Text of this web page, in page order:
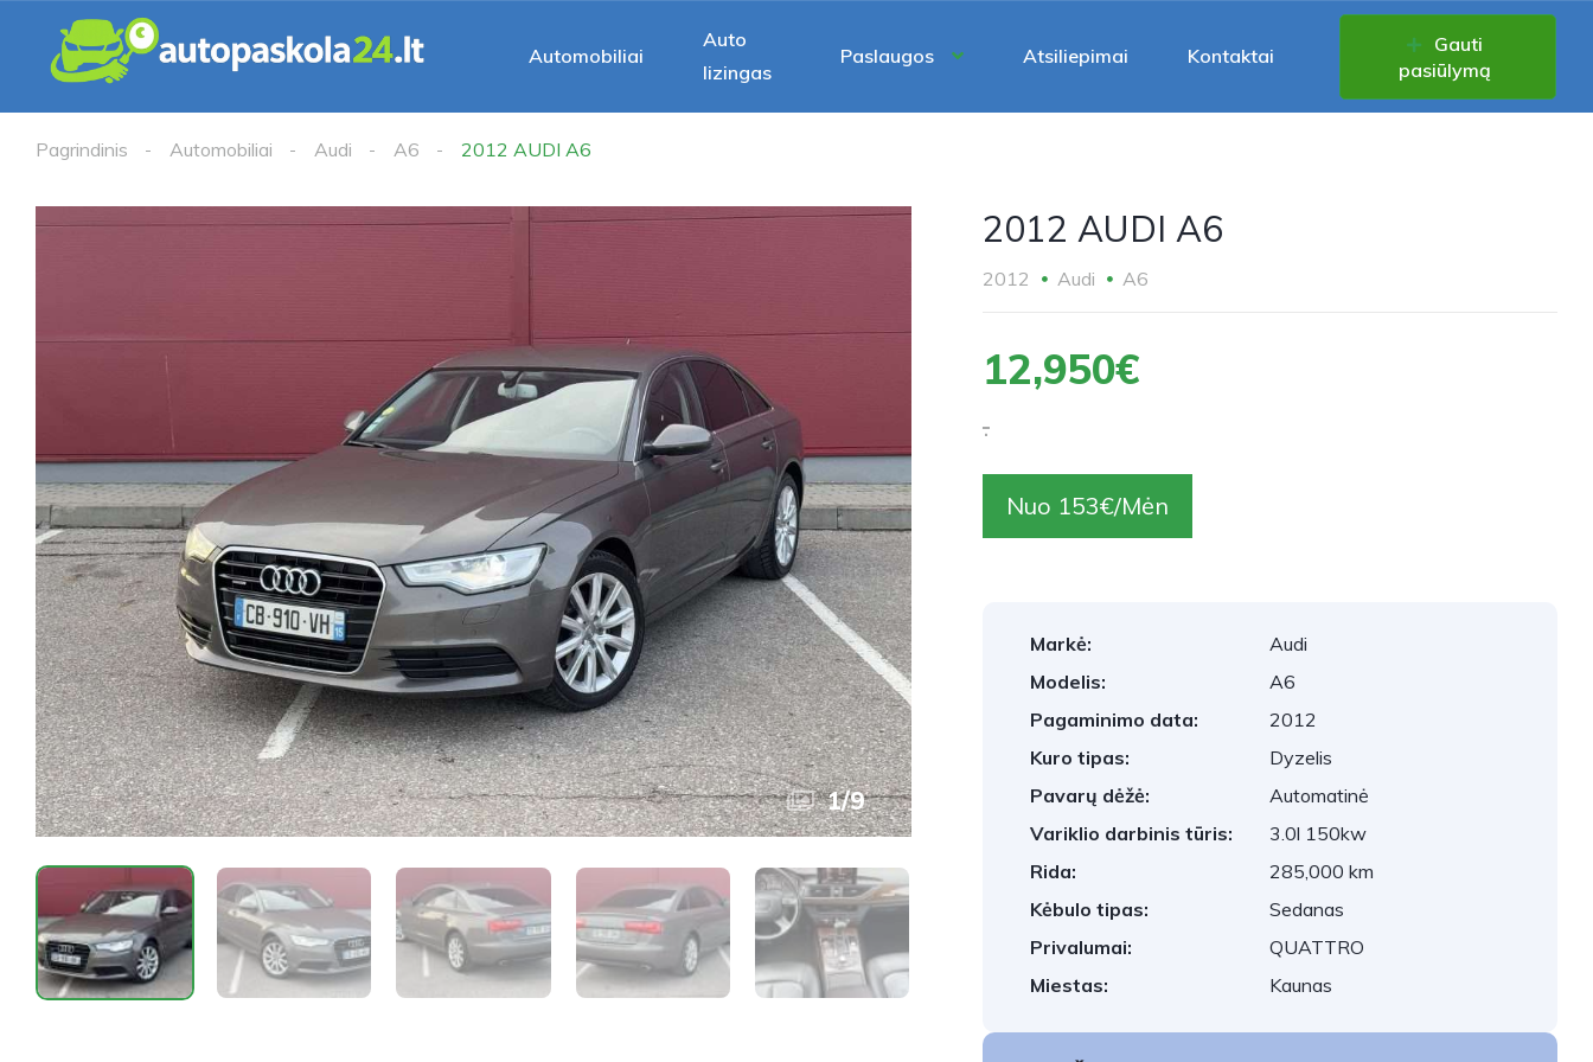
Automobiliai
Auto
lizingas
Paslaugos Atsiliepimai Kontaktai
Gauti
pasiūlymą
Pagrindinis Automobiliai Audi A6 2012 AUDI A6
1/9
2012 AUDI A6
2012 Audi A6
12,950€
.
Nuo 153€/Mėn
Markė:
Audi
Modelis:
A6
Pagaminimo data:
2012
Kuro tipas:
Dyzelis
Pavarų dėžė:
Automatinė
Variklio darbinis tūris:
3.0l 150kw
Rida:
285,000 km
Kėbulo tipas:
Sedanas
Privalumai:
QUATTRO
Miestas:
Kaunas